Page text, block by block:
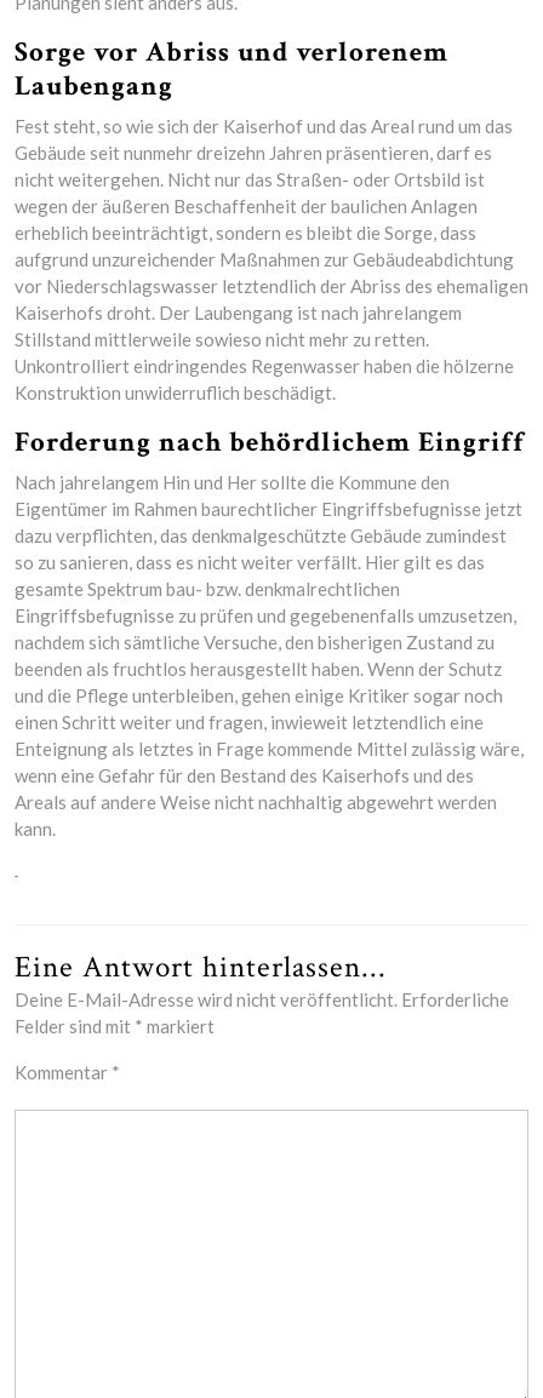
Sorge vor Abriss und verlorenem
Laubengang
Fest steht, so wie sich der Kaiserhof und das Areal rund um das
Gebäude seit nunmehr dreizehn Jahren präsentieren, darf es
nicht weitergehen. Nicht nur das Straßen- oder Ortsbild ist
wegen der äußeren Beschaffenheit der baulichen Anlagen
erheblich beeinträchtigt, sondern es bleibt die Sorge, dass
aufgrund unzureichender Maßnahmen zur Gebäudeabdichtung
vor Niederschlagswasser letztendlich der Abriss des ehemaligen
Kaiserhofs droht. Der Laubengang ist nach jahrelangem
Stillstand mittlerweile sowieso nicht mehr zu retten.
Unkontrolliert eindringendes Regenwasser haben die hölzerne
Konstruktion unwiderruflich beschädigt.
Forderung nach behördlichem Eingriff
Nach jahrelangem Hin und Her sollte die Kommune den
Eigentümer im Rahmen baurechtlicher Eingriffsbefugnisse jetzt
dazu verpflichten, das denkmalgeschützte Gebäude zumindest
so zu sanieren, dass es nicht weiter verfällt. Hier gilt es das
gesamte Spektrum bau- bzw. denkmalrechtlichen
Eingriffsbefugnisse zu prüfen und gegebenenfalls umzusetzen,
nachdem sich sämtliche Versuche, den bisherigen Zustand zu
beenden als fruchtlos herausgestellt haben. Wenn der Schutz
und die Pflege unterbleiben, gehen einige Kritiker sogar noch
einen Schritt weiter und fragen, inwieweit letztendlich eine
Enteignung als letztes in Frage kommende Mittel zulässig wäre,
wenn eine Gefahr für den Bestand des Kaiserhofs und des
Areals auf andere Weise nicht nachhaltig abgewehrt werden
kann.
Eine Antwort hinterlassen...
Deine E-Mail-Adresse wird nicht veröffentlicht. Erforderliche
Felder sind mit * markiert
Kommentar *